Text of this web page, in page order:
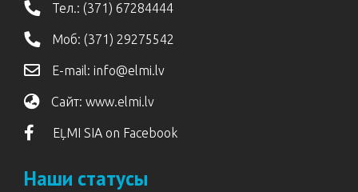
Тел.: (371) 67284444
Моб: (371) 29275542
E-mail: info@elmi.lv
Сайт: www.elmi.lv
EĻMI SIA on Facebook
Наши статусы